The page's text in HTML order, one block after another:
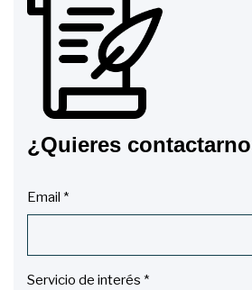
¿Quieres
Email *
Servicio de interés *